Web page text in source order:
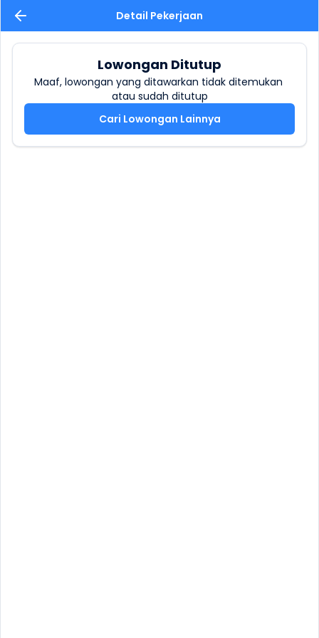
Detail Pekerjaan
Lowongan Ditutup
Maaf, lowongan yang ditawarkan tidak ditemukan
atau sudah ditutup
Cari Lowongan Lainnya